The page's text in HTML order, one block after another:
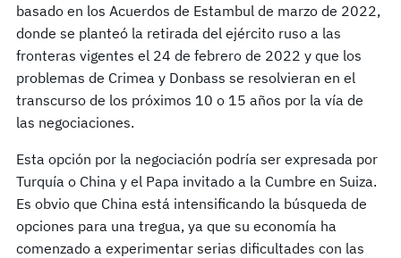
basado en los Acuerdos de Estambul de marzo de 2022,
donde se planteó la retirada del ejército ruso a las
fronteras vigentes el 24 de febrero de 2022 y que los
problemas de Crimea y Donbass se resolvieran en el
transcurso de los próximos 10 o 15 años por la vía de
las negociaciones.
Esta opción por la negociación podría ser expresada por
Turquía o China y el Papa invitado a la Cumbre en Suiza.
Es obvio que China está intensificando la búsqueda de
opciones para una tregua, ya que su economía ha
comenzado a experimentar serias dificultades con las